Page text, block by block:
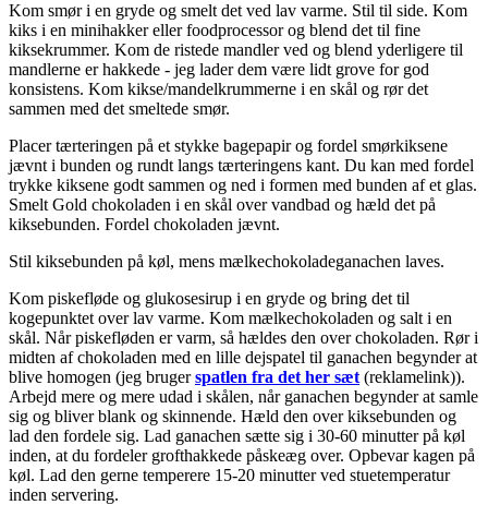
Kom smør i en gryde og smelt det ved lav varme. Stil til side. Kom
kiks i en minihakker eller foodprocessor og blend det til fine
kiksekrummer. Kom de ristede mandler ved og blend yderligere til
mandlerne er hakkede - jeg lader dem være lidt grove for god
konsistens. Kom kikse/mandelkrummerne i en skål og rør det
sammen med det smeltede smør.
Placer tærteringen på et stykke bagepapir og fordel smørkiksene
jævnt i bunden og rundt langs tærteringens kant. Du kan med fordel
trykke kiksene godt sammen og ned i formen med bunden af et glas.
Smelt Gold chokoladen i en skål over vandbad og hæld det på
kiksebunden. Fordel chokoladen jævnt.
Stil kiksebunden på køl, mens mælkechokoladeganachen laves.
Kom piskefløde og glukosesirup i en gryde og bring det til
kogepunktet over lav varme. Kom mælkechokoladen og salt i en
skål. Når piskefløden er varm, så hældes den over chokoladen. Rør i
midten af chokoladen med en lille dejspatel til ganachen begynder at
blive homogen (jeg brugerspatlen fra det her sæt (reklamelink)).
Arbejd mere og mere udad i skålen, når ganachen begynder at samle
sig og bliver blank og skinnende. Hæld den over kiksebunden og
lad den fordele sig. Lad ganachen sætte sig i 30-60 minutter på køl
inden, at du fordeler grofthakkede påskeæg over. Opbevar kagen på
køl. Lad den gerne temperere 15-20 minutter ved stuetemperatur
inden servering.